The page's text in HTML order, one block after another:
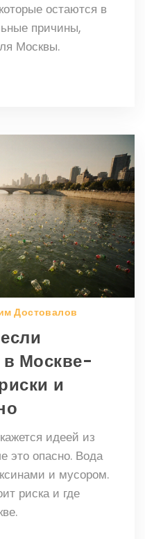
остаются в
причины,
Москвы.
Достовалов
в Москве-
и
идеей из
это опасно. Вода
и мусором.
риска и где